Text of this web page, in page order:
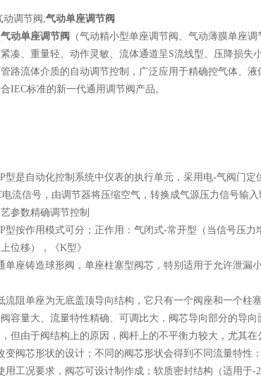
动调节阀;气动单座调节阀
气动单座调节阀
（气动精小型单座调节阀、气动薄膜单座
凑、重量轻、动作灵敏、流体通道呈S流线型、压降损
路流体介质的自动调节控制，广泛应用于精确控气体、
IEC标准的新一代通用调节阀产品。
型是自动化控制系统中仪表的执行单元，采用电-气阀门
电流信号，由调节器将压缩空气，转换成气源压力信号输
参数精确调节控制
型按作用模式可分；正作用：气闭式-常开型（当信号压
位移），《K型》
单座铸造球形阀，单座柱塞型阀芯，特别适用于允许泄漏
流阻单座为无底盖顶导向结构，它只有一个阀座和一个柱
容量大、流量特性精确、可调比大，阀芯导向部分的导
但由于阀结构上的原因，阀杆上的不平衡力较大，尤其
变阀芯形状的设计；不同的阀芯形状会得到不同流量特性
用工况要求，阀芯可设计制作成；软质密封结构（适用于